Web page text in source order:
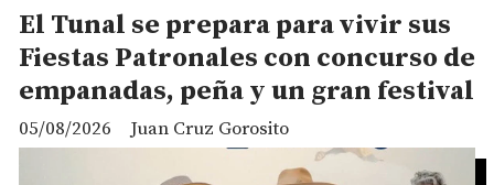
El Tunal se prepara para vivir sus
Fiestas Patronales con concurso de
empanadas, peña y un gran festival
Juan Cruz Gorosito
05/08/2026